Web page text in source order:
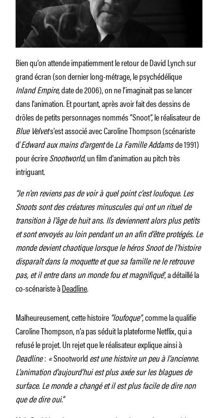
Bien qu’on attende impatiemment le retour de David Lynch sur
grand écran (son dernier long-métrage, le psychédélique
Inland Empire,date de 2006), on ne l’imaginait pas se lancer
dans l’animation. Et pourtant, après avoir fait des dessins de
drôles de petits personnages nommés “Snoot”, le réalisateur de
Blue Velvets’est associé avec Caroline Thompson (scénariste
d’Edward aux mains d’argentdeLa Famille Addamsde 1991)
pour écrireSnootworld, un film d’animation au pitch très
intriguant.
“Je n’en reviens pas de voir à quel point c’est loufoque. Les
Snoots sont des créatures minuscules qui ont un rituel de
transition à l’âge de huit ans. Ils deviennent alors plus petits
et sont envoyés au loin pendant un an afin d’être protégés. Le
monde devient chaotique lorsque le héros Snoot de l’histoire
disparaît dans la moquette et que sa famille ne le retrouve
pas, et il entre dans un monde fou et magnifique”, a détaillé la
co-scénariste àDeadline.
Malheureusement, cette histoire“loufoque”, comme la qualifie
Caroline Thompson, n’a pas séduit la plateforme Netflix, qui a
refusé le projet. Un rejet que le réalisateur explique ainsi à
Deadline: «Snootworldest une histoire un peu à l’ancienne.
L’animation d’aujourd’hui est plus axée sur les blagues de
surface. Le monde a changé et il est plus facile de dire non
que de dire oui.”